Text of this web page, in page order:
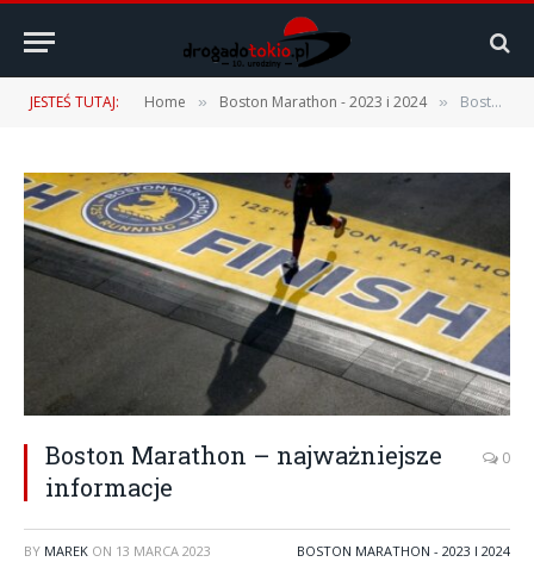
JESTEŚ TUTAJ: Home » Boston Marathon - 2023 i 2024 » Boston Marathon – najważniejsze informacje
Boston Marathon – najważniejsze
informacje
0
BY MAREK ON 13 MARCA 2023 BOSTON MARATHON - 2023 I 2024